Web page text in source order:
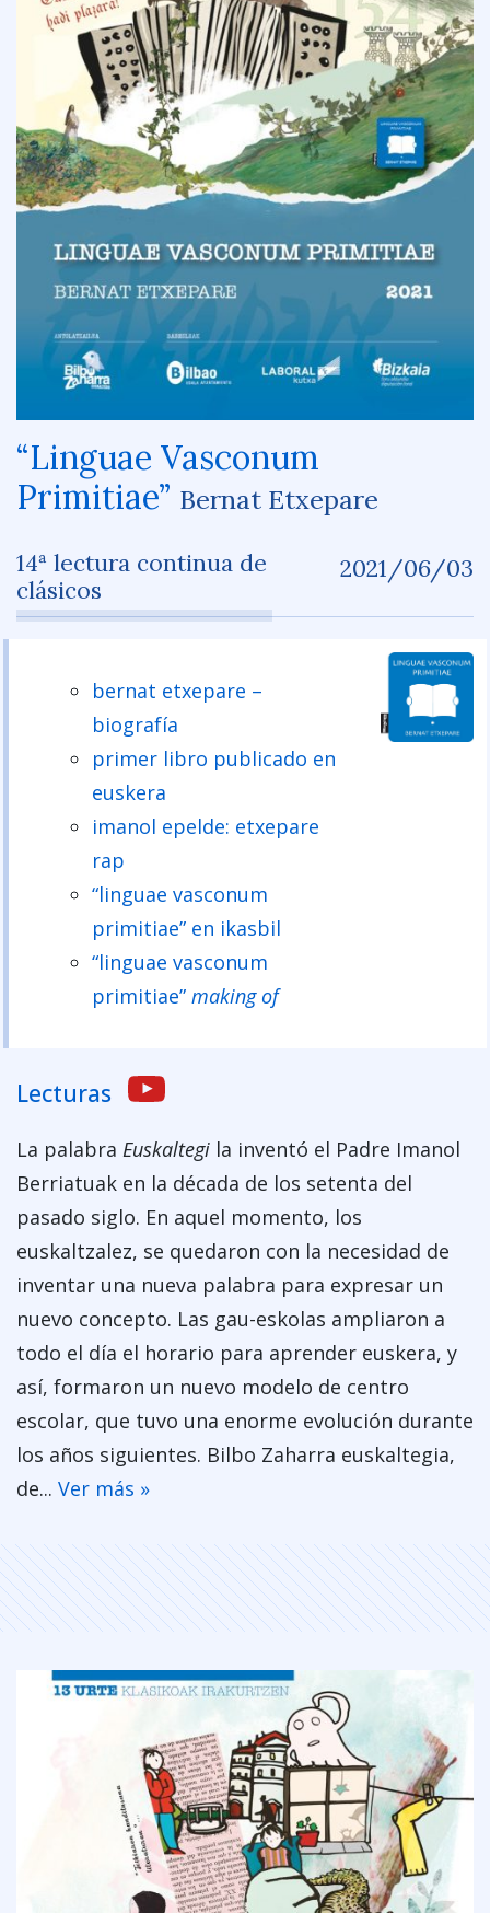
“Linguae Vasconum
Primitiae” Bernat Etxepare
14ª lectura continua de
clásicos
2021/06/03
bernat etxepare –
biografía
primer libro publicado en
euskera
imanol epelde: etxepare
rap
“linguae vasconum
primitiae” en ikasbil
“linguae vasconum
primitiae” making of
Lecturas
La palabra Euskaltegi la inventó el Padre Imanol
Berriatuak en la década de los setenta del
pasado siglo. En aquel momento, los
euskaltzalez, se quedaron con la necesidad de
inventar una nueva palabra para expresar un
nuevo concepto. Las gau-eskolas ampliaron a
todo el día el horario para aprender euskera, y
así, formaron un nuevo modelo de centro
escolar, que tuvo una enorme evolución durante
los años siguientes. Bilbo Zaharra euskaltegia,
de... Ver más »